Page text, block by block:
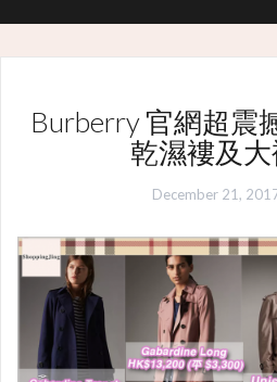
Burberry 官網超震
乾濕褸及
December 21,